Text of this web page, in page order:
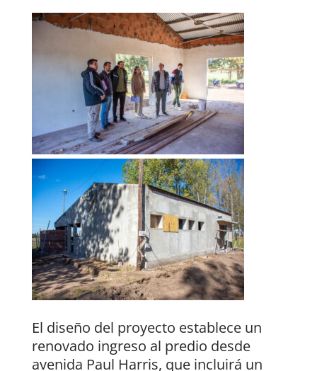
El diseño del proyecto establece un
renovado ingreso al predio desde
avenida Paul Harris, que incluirá un